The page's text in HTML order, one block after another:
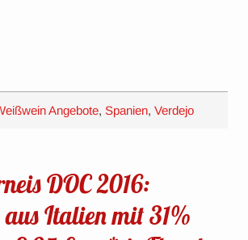
Angebote,Spanien,Verdejo
DOC 2016:
Italien mit 31%